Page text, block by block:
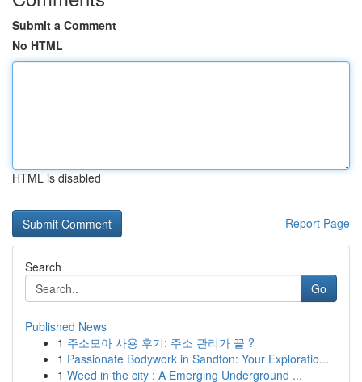
Submit a Comment
No HTML
HTML is disabled
Report Page
Search
Go
Published News
1 주소모아 사용 후기: 주소 관리가 끝 ?
1 Passionate Bodywork in Sandton: Your Exploratio...
1 Weed in the city : A Emerging Underground ...